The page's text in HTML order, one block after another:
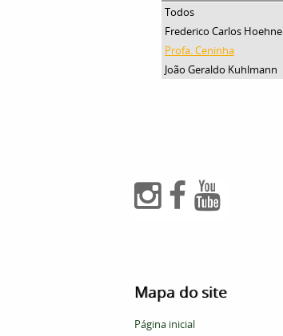
Todos
Frederico Carlos Hoehne
Profa. Ceninha
João Geraldo Kuhlmann
Mapa do site
Página inicial